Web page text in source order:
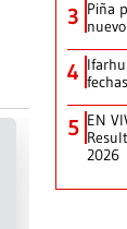
3 Piña
4
5 EN
2026